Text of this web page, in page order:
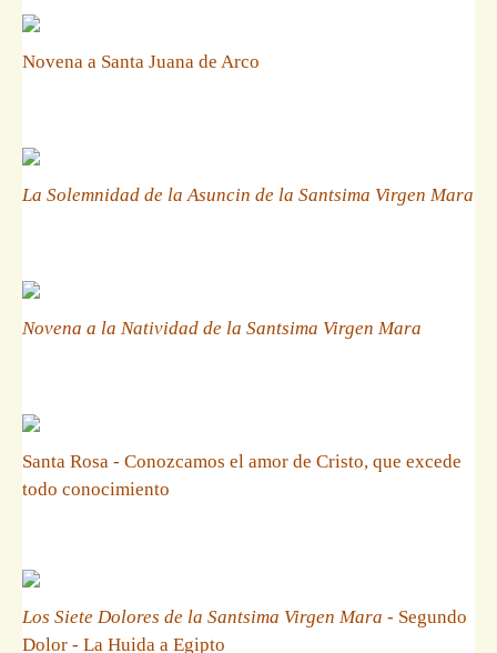
Novena a Santa Juana de Arco
La Solemnidad de la Asuncin de la Santsima Virgen Mara
Novena a la Natividad de la Santsima Virgen Mara
Santa Rosa - Conozcamos el amor de Cristo, que excede
todo conocimiento
Los Siete Dolores de la Santsima Virgen Mara - Segundo
Dolor - La Huida a Egipto